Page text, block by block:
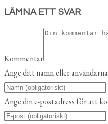
LÄMNA ETT SVAR
Kommentar
Ange ditt namn eller
Ange din e-postadress för att